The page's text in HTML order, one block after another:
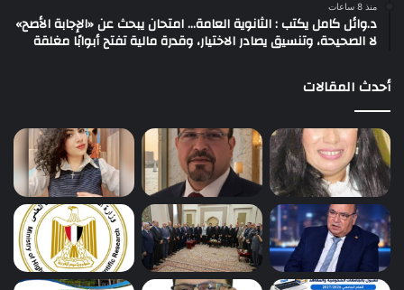
منذ 8 ساعات
د.وائل كامل يكتب : الثانوية العامة… امتحان يبحث عن «الإجابة الأصح»
لا الصحيحة، وتنسيق يصادر الاختيار، وقدرة مالية تفتح أبوابًا مغلقة
أحدث المقالات